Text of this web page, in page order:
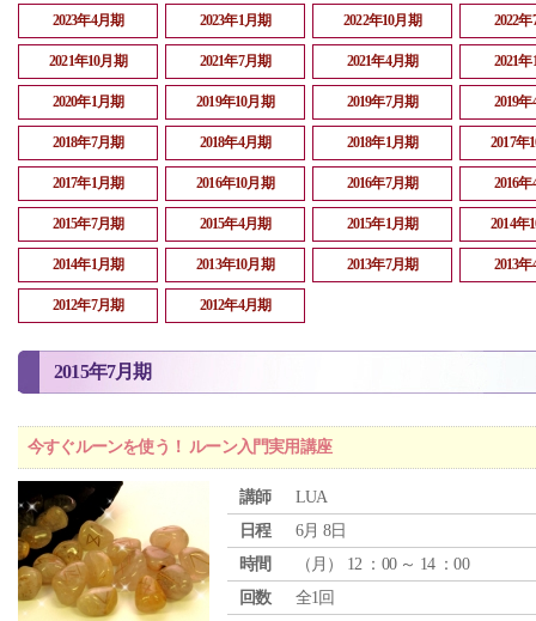
2023年4月期 2023年1月期 2022年10月期 2022
2021年10月期 2021年7月期 2021年4月期 2021
2020年1月期 2019年10月期 2019年7月期 2019
2018年7月期 2018年4月期 2018年1月期 2017年
2017年1月期 2016年10月期 2016年7月期 2016
2015年7月期 2015年4月期 2015年1月期 2014年
2014年1月期 2013年10月期 2013年7月期 2013
2012年7月期 2012年4月期
2015年7月期
今すぐルーンを使う！ ルーン入門実用講座
講師
LUA
日程
6月 8日
時間
（ 月 ） 12 ：00 ～ 14 ：00
回数
全1回